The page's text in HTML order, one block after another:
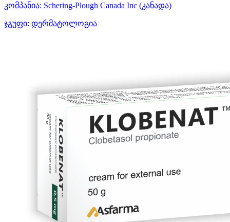
კომპანია: Schering-Plough Canada Inc (კანადა)
ჯგუფი: დერმატოლოგია